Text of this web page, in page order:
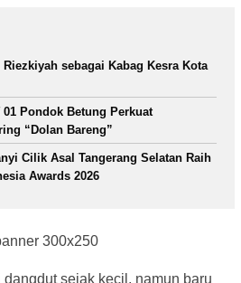
sebagai Kabag Kesra Kota
01 Pondok Betung Perkuat
“Dolan Bareng”
Cilik Asal Tangerang Selatan Raih
Awards 2026
sejak kecil, namun baru